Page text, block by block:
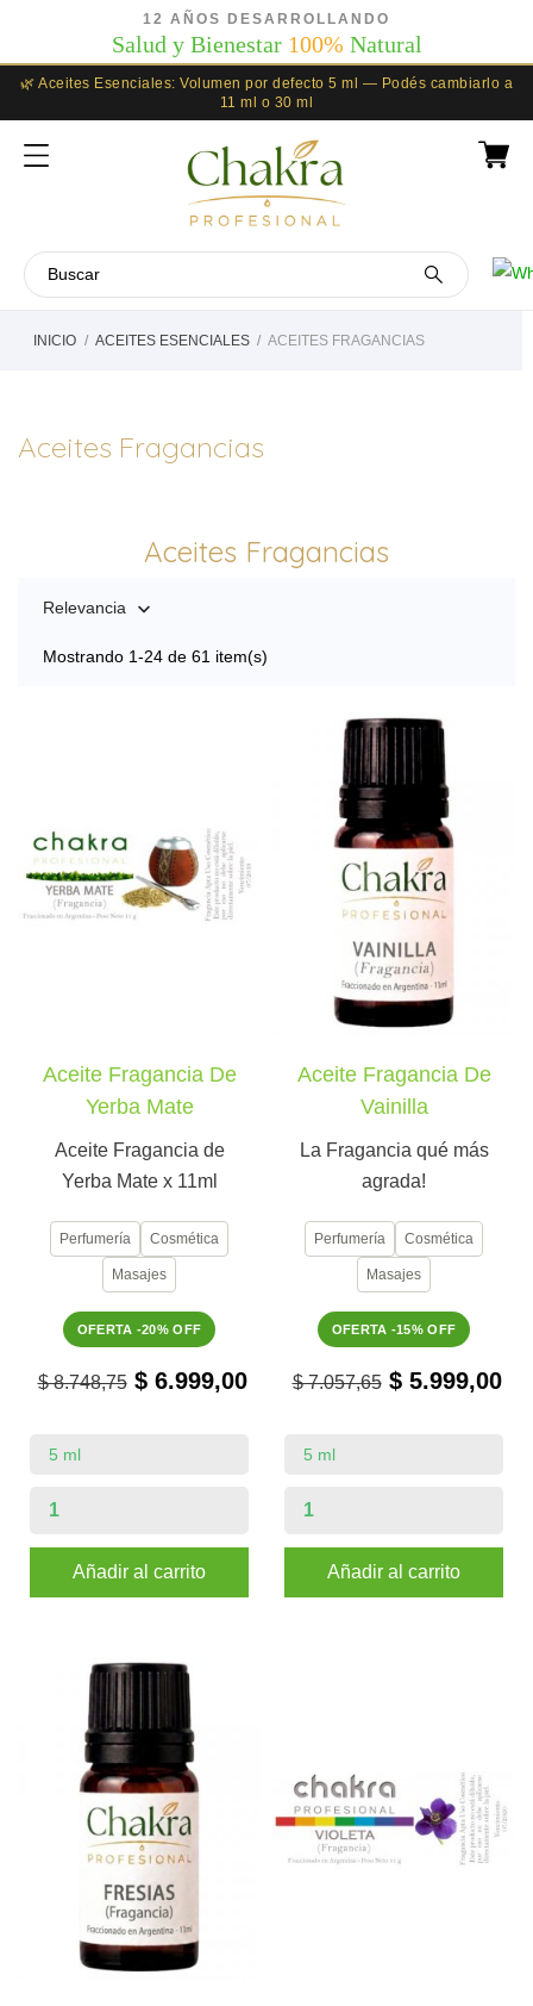
12 AÑOS DESARROLLANDO
Salud y Bienestar 100% Natural
🌿 Aceites Esenciales: Volumen por defecto 5 ml — Podés cambiarlo a
11 ml o 30 ml
INICIO ACEITES ESENCIALES ACEITES FRAGANCIAS
Aceites Fragancias
Aceites Fragancias
Relevancia 
Mostrando 1-24 de 61 item(s)
Aceite Fragancia De
Yerba Mate
Aceite Fragancia de
Yerba Mate x 11ml
Perfumería Cosmética
Masajes
OFERTA -20% OFF
$ 8.748,75 $ 6.999,00
Añadir al carrito
Aceite Fragancia De
Vainilla
La Fragancia qué más
agrada!
Perfumería Cosmética
Masajes
OFERTA -15% OFF
$ 7.057,65 $ 5.999,00
Añadir al carrito